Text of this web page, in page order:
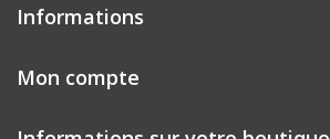
Informations
Mon compte